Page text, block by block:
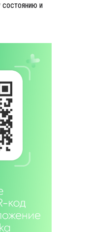
состоянию и